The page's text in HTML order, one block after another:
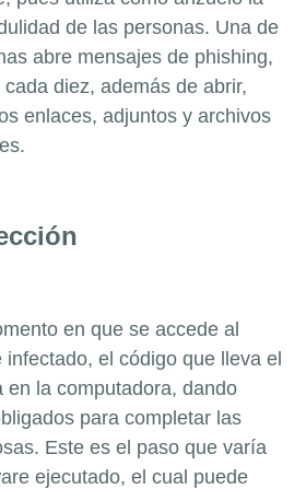
de las personas. Una de
abre mensajes de phishing,
diez, además de abrir,
enlaces, adjuntos y archivos
en que se accede al
el código que lleva el
en la computadora, dando
para completar las
Este es el paso que varía
ejecutado, el cual puede